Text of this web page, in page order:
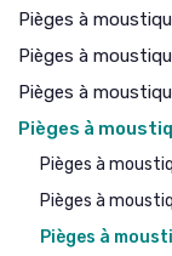
Pièges à
Pièges à
Pièges à
Pièges à
Pièges à
Pièges à
Pièges à